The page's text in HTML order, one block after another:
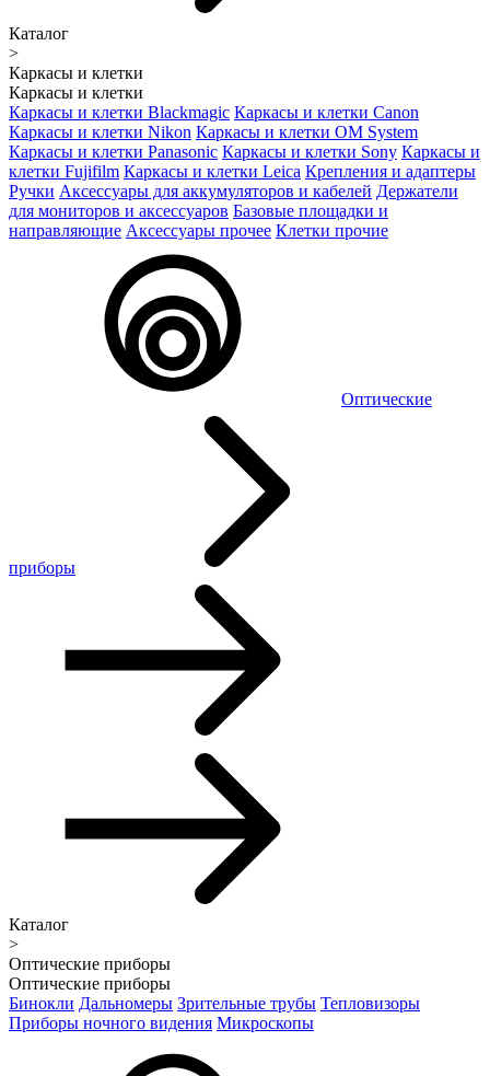
Каталог
>
Каркасы и клетки
Каркасы и клетки
Каркасы и клетки Blackmagic Каркасы и клетки Canon
Каркасы и клетки Nikon Каркасы и клетки OM System
Каркасы и клетки Panasonic Каркасы и клетки Sony Каркасы и
клетки Fujifilm Каркасы и клетки Leica Крепления и адаптеры
Ручки Аксессуары для аккумуляторов и кабелей Держатели
для мониторов и аксессуаров Базовые площадки и
направляющие Аксессуары прочее Клетки прочие
Оптические
приборы
Каталог
>
Оптические приборы
Оптические приборы
Бинокли Дальномеры Зрительные трубы Тепловизоры
Приборы ночного видения Микроскопы